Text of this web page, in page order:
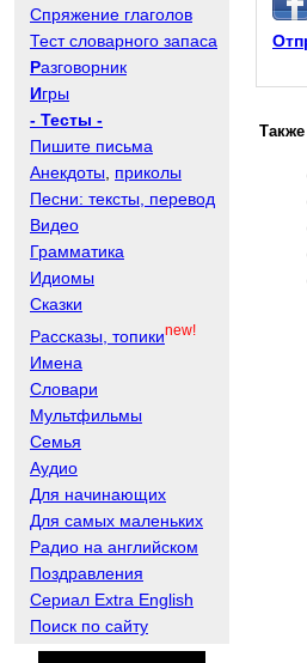
Спряжение глаголов
Тест словарного запаса
Разговорник
Игры
- Тесты -
Пишите письма
Анекдоты, приколы
Песни: тексты, перевод
Видео
Грамматика
Идиомы
Сказки
Рассказы, топикиnew!
Имена
Словари
Мультфильмы
Семья
Аудио
Для начинающих
Для самых маленьких
Радио на английском
Поздравления
Сериал Extra English
Поиск по сайту